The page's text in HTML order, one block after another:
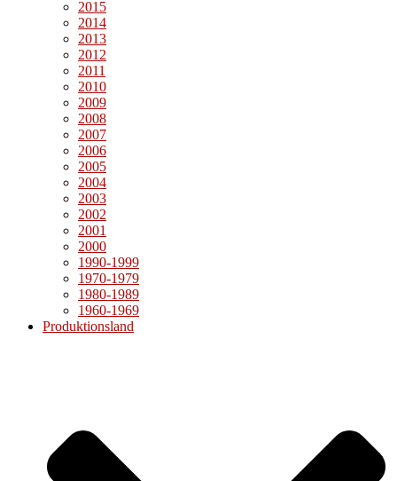
2015
2014
2013
2012
2011
2010
2009
2008
2007
2006
2005
2004
2003
2002
2001
2000
1990-1999
1970-1979
1980-1989
1960-1969
Produktionsland